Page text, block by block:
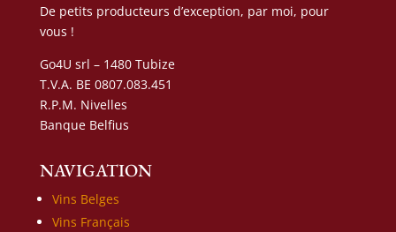
De petits producteurs d’exception, par moi, pour
vous !
Go4U srl – 1480 Tubize
T.V.A. BE 0807.083.451
R.P.M. Nivelles
Banque Belfius
NAVIGATION
Vins Belges
Vins Français